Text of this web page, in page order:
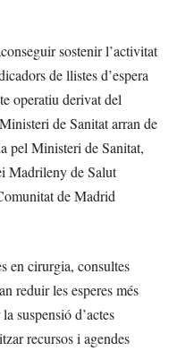
sostenir l’activitat
de llistes d’espera
operatiu derivat del
de Sanitat arran de
pel Ministeri de Sanitat,
Madrileny de Salut
de Madrid
en cirurgia, consultes
reduir les esperes més
suspensió d’actes
recursos i agendes